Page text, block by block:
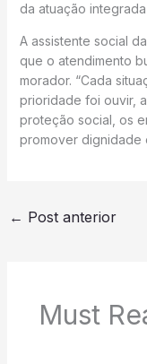
da atuação
A assistente social
que o atendimento
morador. “Cada
prioridade foi ouvir,
proteção social, os
promover dignidade
← Post anterior
Must